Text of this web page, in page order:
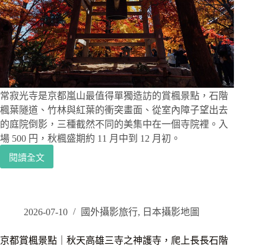
縮
感
實
拍，
第
一
次
去
京
都
必
訪
的
朱
居
常寂光寺是京都嵐山最值得單獨造訪的賞楓景點，石階
楓葉隧道、竹林與紅葉的衝突畫面、從室內障子望出去
的庭院倒影，三種截然不同的美集中在一個寺院裡。入
場 500 円，秋楓盛期約 11 月中到 12 月初。
閱讀全文
京
光
紅
2026-07-10 國外攝影旅行, 日本攝影地圖
京都賞楓景點｜秋天高雄三寺之神護寺，爬上長長石階